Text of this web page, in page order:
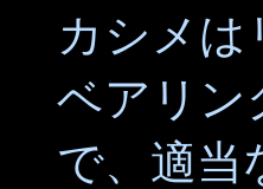
カシメは
ベアリン
で、適当